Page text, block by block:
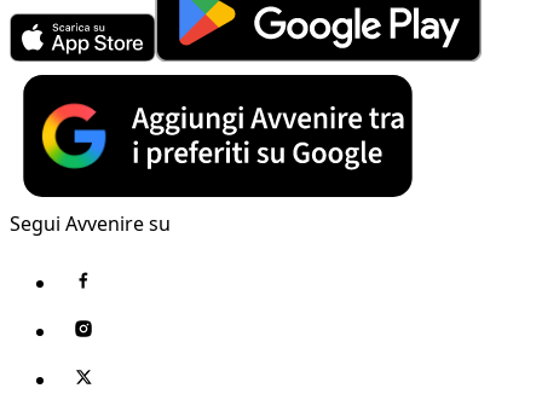
Segui Avvenire su